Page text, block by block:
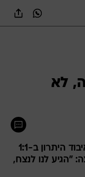
לא
מאמן נתניה לא היה מאוכזב מאיבוד היתרון ב-1:1
"הגיע לנו לנצח,